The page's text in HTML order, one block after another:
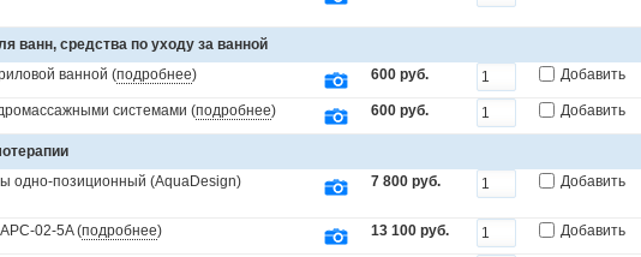
ванн, средства по уходу за ванной
ванной (подробнее) 600 руб. Добавить
системами (подробнее) 600 руб. Добавить
одно-позиционный (AquaDesign)
7 800 руб. Добавить
02-5A (подробнее) 13 100 руб. Добавить